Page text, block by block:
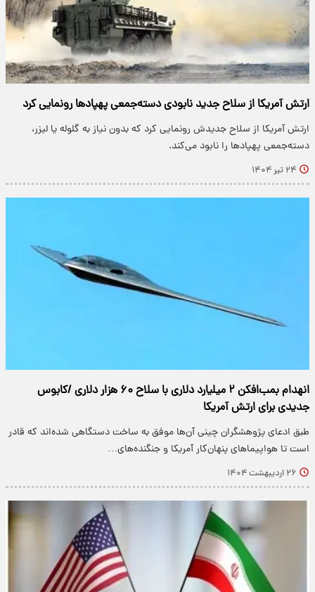
ارتش آمریکا از سلاح جدید نابودی دسته‌جمعی پهپادها رونمایی کرد
ارتش آمریکا از سلاح جدیدش رونمایی کرد که بدون نیاز به گلوله یا لیزر،
دسته‌جمعی پهپادها را نابود می‌کند.
۲۴ تیر ۱۴۰۴
انهدام بمب‌افکن‌ ۲ میلیارد دلاری با سلاح ۶۰ هزار دلاری /کابوس
جدیدی برای ارتش آمریکا
طبق ادعای پژوهشگران چینی آن‌ها موفق به ساخت دستگاهی شده‌اند که قادر
است تا هواپیماهای پنهان‌کار آمریکا و جنگنده‌های…
۲۶ اردیبهشت ۱۴۰۴